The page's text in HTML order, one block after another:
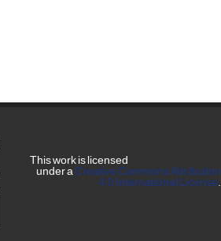
This work is licensed
under aCreative Commons Attribution
4.0 International License.